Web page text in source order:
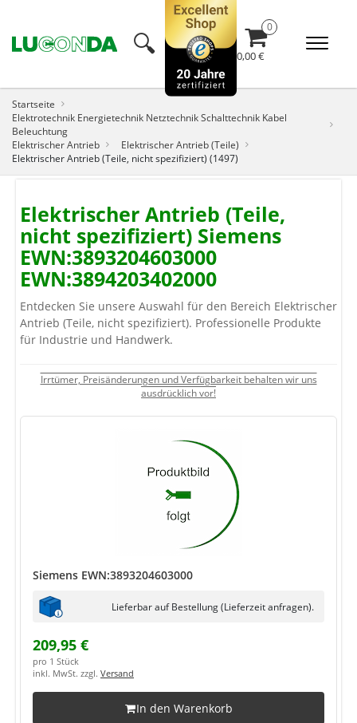
🔍︎ 0,00 €
Startseite
Elektrotechnik Energietechnik Netztechnik Schalttechnik Kabel
Beleuchtung
Elektrischer Antrieb
Elektrischer Antrieb (Teile)
Elektrischer Antrieb (Teile, nicht spezifiziert) (1497)
Elektrischer Antrieb (Teile,
nicht spezifiziert) Siemens
EWN:3893204603000
EWN:3894203402000
Entdecken Sie unsere Auswahl für den Bereich Elektrischer
Antrieb (Teile, nicht spezifiziert). Professionelle Produkte
für Industrie und Handwerk.
Irrtümer, Preisänderungen und Verfügbarkeit behalten wir uns
ausdrücklich vor!
Siemens EWN:3893204603000
Lieferbar auf Bestellung (Lieferzeit anfragen).
209,95 €
pro 1 Stück
inkl. MwSt. zzgl. Versand
In den Warenkorb